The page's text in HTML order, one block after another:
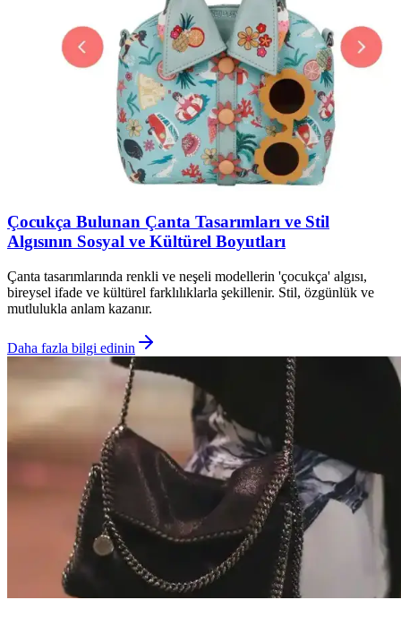
Çocukça Bulunan Çanta Tasarımları ve Stil
Algısının Sosyal ve Kültürel Boyutları
Çanta tasarımlarında renkli ve neşeli modellerin 'çocukça' algısı,
bireysel ifade ve kültürel farklılıklarla şekillenir. Stil, özgünlük ve
mutlulukla anlam kazanır.
Daha fazla bilgi edinin